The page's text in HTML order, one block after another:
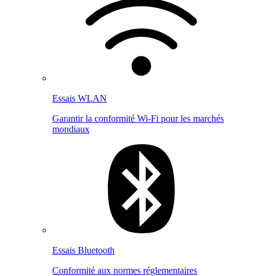
Essais WLAN
Garantir la conformité Wi-Fi pour les marchés
mondiaux
Essais Bluetooth
Conformité aux normes réglementaires